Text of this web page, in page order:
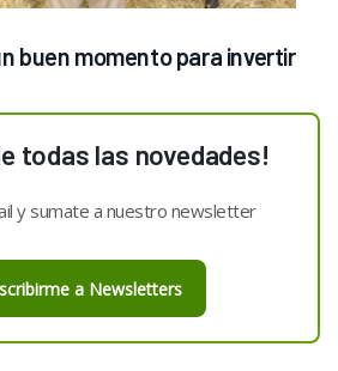
buen momento para invertir
todas las novedades!
y sumate a nuestro newsletter
a Newsletters